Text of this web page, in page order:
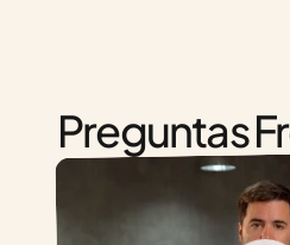
Preguntas